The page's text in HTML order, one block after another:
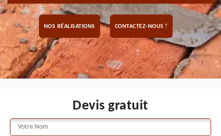
NOS RÉALISATIONS CONTACTEZ-NOUS !
Devis gratuit